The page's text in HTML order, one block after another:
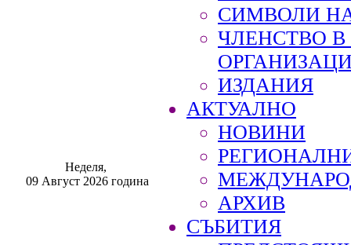
Неделя,
09 Август 2026 година
СИМВОЛИ
ЧЛЕНСТВО
ИЗДАНИЯ
АКТУАЛНО
НОВИНИ
АРХИВ
СЪБИТИЯ